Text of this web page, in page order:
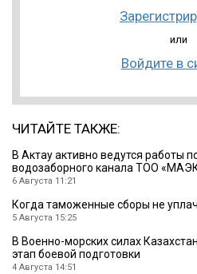
или
Войдите в
ЧИТАЙТЕ ТАКЖЕ:
В Актау активно ведутся работы
водозаборного канала ТОО
6 Августа 11:21
Когда таможенные сборы не
5 Августа 15:25
В Военно-морских силах
этап боевой подготовки
4 Августа 14:51